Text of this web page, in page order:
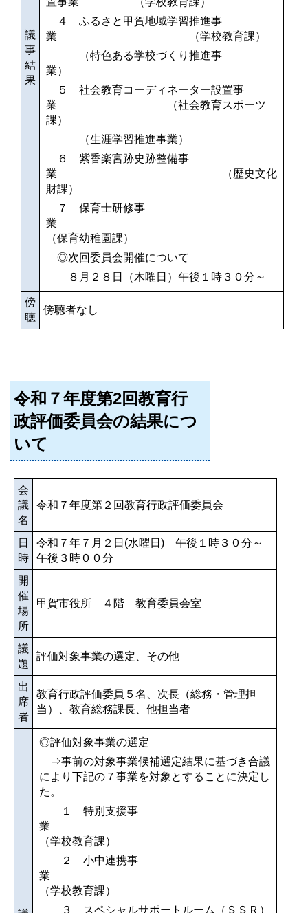
議
事
結
果
４ ふるさと甲賀地域学習推進事
業
（学校教育課）
（特色ある学校づくり推進事
業）
５ 社会教育コーディネーター設置事
業 （社会教育スポーツ
課）
（生涯学習推進事業）
６ 紫香楽宮跡史跡整備事
業 （歴史文化
財課）
７ 保育士研修事
業
（保育幼稚園課）
◎次回委員会開催について
８月２８日（木曜日）午後１時３０分～
傍
聴
傍聴者なし
令和７年度第2回教育行
政評価委員会の結果につ
いて
会
議
名
令和７年度第２回教育行政評価委員会
日
時
令和７年７月２日(水曜日) 午後１時３０分～
午後３時００分
開
催
場
所
甲賀市役所 ４階 教育委員会室
議
題
評価対象事業の選定、その他
出
席
者
教育行政評価委員５名、次長（総務・管理担
当）、教育総務課長、他担当者
◎評価対象事業の選定
⇒事前の対象事業候補選定結果に基づき合議
により下記の７事業を対象とすることに決定し
た。
１ 特別支援事
業
（学校教育課）
２ 小中連携事
業
（学校教育課）
３ スペシャルサポートルーム（ＳＳＲ）